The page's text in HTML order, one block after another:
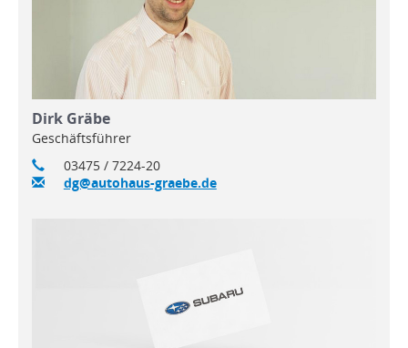
Dirk Gräbe
Geschäftsführer
03475 / 7224-20
dg@autohaus-graebe.de